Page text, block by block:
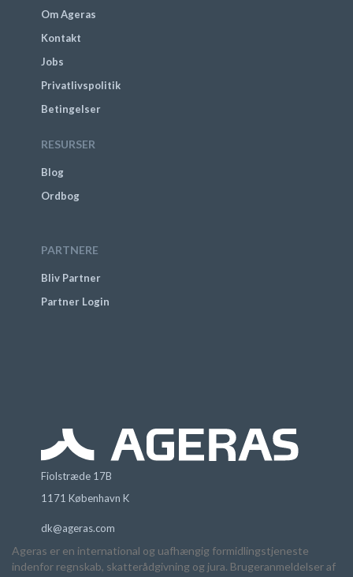
Om Ageras
Kontakt
Jobs
Privatlivspolitik
Betingelser
RESURSER
Blog
Ordbog
PARTNERE
Bliv Partner
Partner Login
Fiolstræde 17B
1171 København K
dk@ageras.com
Ageras er en international og uafhængig formidlingstjeneste
indenfor regnskab, skatterådgivning og jura. Brugeranmeldelser af